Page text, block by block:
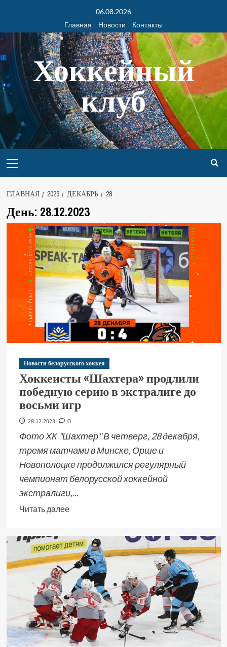
06.08.2026
Главная
Новости Контакты
Хоккейный
клуб
ГЛАВНАЯ 2023 ДЕКАБРЬ 28
День: 28.12.2023
Новости белорусского хоккея
Хоккеисты «Шахтера» продлили
победную серию в экстралиге до
восьми игр
28.12.2023 0
Фото ХК "Шахтер" В четверг, 28 декабря,
тремя матчами в Минске, Орше и
Новополоцке продолжился регулярный
чемпионат белорусской хоккейной
экстралиги,...
Читать далее